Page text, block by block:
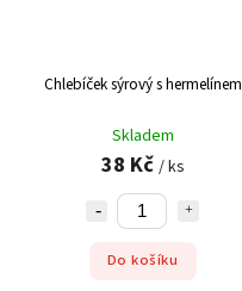
Chlebíček sýrový s hermelínem
Skladem
38 Kč / ks
Do košíku